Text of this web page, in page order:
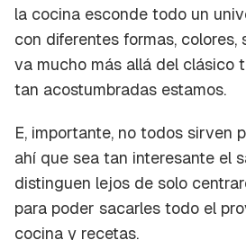
la cocina esconde todo un
con diferentes formas, colores,
va mucho más allá del clásico
tan acostumbradas estamos.
E, importante, no todos sirven
ahí que sea tan interesante el
distinguen lejos de solo
para poder sacarles todo el
cocina y recetas.